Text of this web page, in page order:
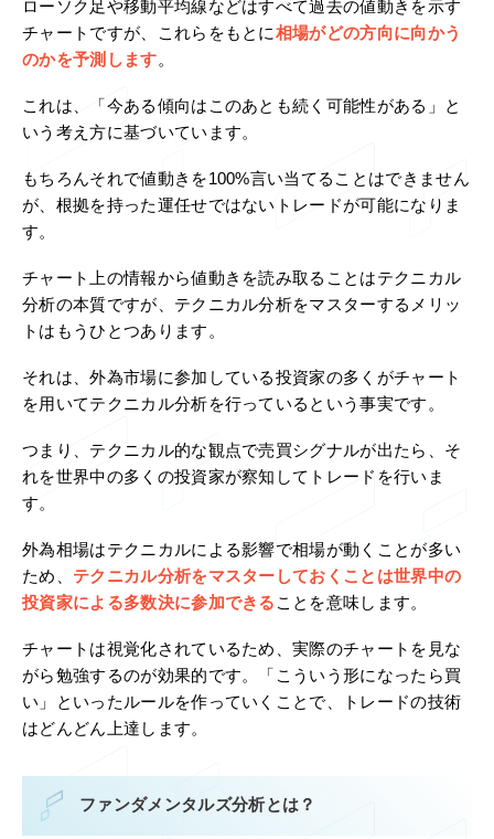
ローソク足や移動平均線などはすべて過去の値動きを示す
チャートですが、これらをもとに相場がどの方向に向かう
のかを予測します。
これは、「今ある傾向はこのあとも続く可能性がある」と
いう考え方に基づいています。
もちろんそれで値動きを100%言い当てることはできません
が、根拠を持った運任せではないトレードが可能になりま
す。
チャート上の情報から値動きを読み取ることはテクニカル
分析の本質ですが、テクニカル分析をマスターするメリッ
トはもうひとつあります。
それは、外為市場に参加している投資家の多くがチャート
を用いてテクニカル分析を行っているという事実です。
つまり、テクニカル的な観点で売買シグナルが出たら、そ
れを世界中の多くの投資家が察知してトレードを行いま
す。
外為相場はテクニカルによる影響で相場が動くことが多い
ため、 テクニカル分析をマスターしておくことは世界中の
投資家による多数決に参加できる ことを意味します。
チャートは視覚化されているため、実際のチャートを見な
がら勉強するのが効果的です。「こういう形になったら買
い」といったルールを作っていくことで、トレードの技術
はどんどん上達します。
ファンダメンタルズ分析とは？